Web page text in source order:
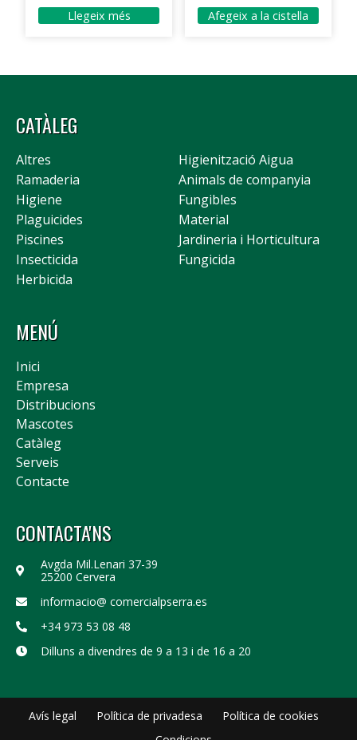
Llegeix més Afegeix a la cistella
CATÀLEG
Altres
Higienització Aigua
Ramaderia
Animals de companyia
Higiene
Fungibles
Plaguicides
Material
Piscines
Jardineria i Horticultura
Insecticida
Fungicida
Herbicida
MENÚ
Inici
Empresa
Distribucions
Mascotes
Catàleg
Serveis
Contacte
CONTACTA'NS
Avgda Mil.Lenari 37-39
25200 Cervera
informacio@ comercialpserra.es
+34 973 53 08 48
Dilluns a divendres de 9 a 13 i de 16 a 20
Avís legal Política de privadesa
Política de cookies